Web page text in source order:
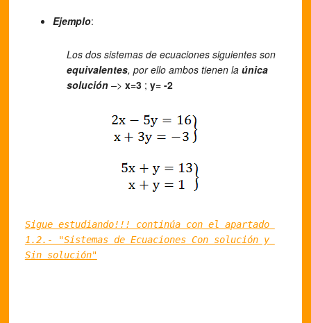
Ejemplo:
Los dos sistemas de ecuaciones siguientes son
equivalentes, por ello ambos tienen laúnica
solución–> x=3 ; y= -2
Sigue estudiando!!! continúa con el apartado
1.2.- "Sistemas de Ecuaciones Con solución y
Sin solución"